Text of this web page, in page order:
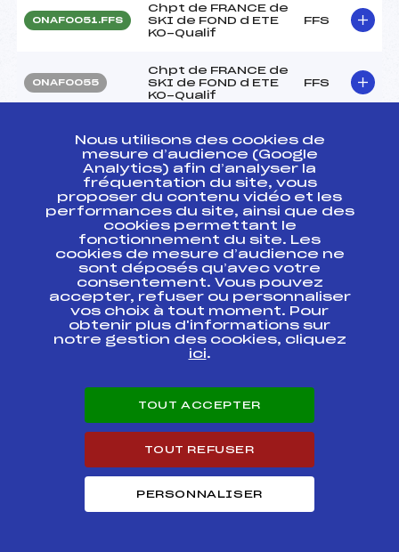
ONAF0051.FFS
Chpt de FRANCE de
SKI de FOND d ETE
KO-Qualif
FFS
ONAF0055
Chpt de FRANCE de
SKI de FOND d ETE
KO-Qualif
FFS
FNAF0422.FFS
Championnat de
France SENIORS
Dames L'ETOILE
DES SAISIES
FFS
RELAIS Dames –
CHAMPIONNATS DE
FRANCE DE SKI DE
FOND (U17->SEN)
FNAF0183.FFS
CHAMPIONNATS DE
FRANCE SENIORS
FFS
FNAF0185
CHAMPIONNATS DE
FRANCE
FFS
SENIORS
COUPE DU MONDE
COUPE DU MONDE
Nous utilisons des cookies de
mesure d’audience (Google
Analytics) afin d’analyser la
fréquentation du site, vous
proposer du contenu vidéo et les
performances du site, ainsi que des
cookies permettant le
fonctionnement du site. Les
cookies de mesure d’audience ne
sont déposés qu’avec votre
consentement. Vous pouvez
accepter, refuser ou personnaliser
vos choix à tout moment. Pour
obtenir plus d'informations sur
notre gestion des cookies, cliquez
ici.
TOUT ACCEPTER
TOUT REFUSER
PERSONNALISER